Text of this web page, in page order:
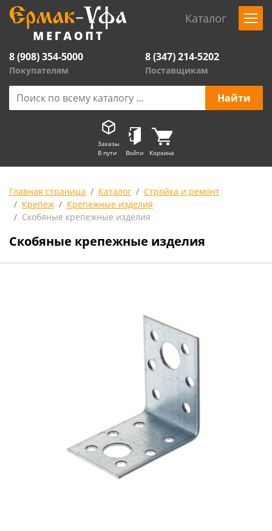
Каталог
8 (908) 354-5000
Покупателям
8 (347) 214-5202
Поставщикам
Заказы
В пути
Войти Корзина
Главная страница Каталог
Стройка и ремонт
Крепеж
Крепежные изделия
Скобяные крепежные изделия
Скобяные крепежные изделия